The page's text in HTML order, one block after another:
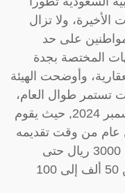
الأخيرة، ولا تزال
على حد
المختصة بجدة
وأوضحت الهيئة
تستمر طوال العام،
وتم اتخاذ قرار بدفعه حتى نهاية ديسمبر 2024, حيث يقوم
عام من وقت تقديمه
طلب التعويض. وسعر المتر يبدأ من 3000 ريال حتى
خمسة، وتتراوح القيمة الإجمالية من 50 ألف إلى 100